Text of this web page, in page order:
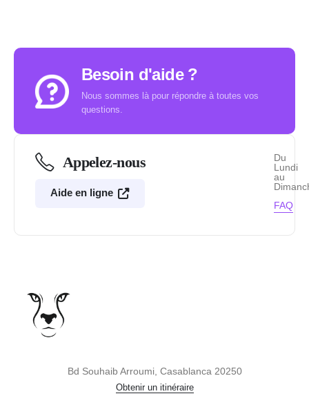
Besoin d'aide ?
Nous sommes là pour répondre à toutes vos
questions.
Appelez-nous
Aide en ligne
Du
Lundi
au
FAQ
Bd Souhaib Arroumi, Casablanca 20250
Obtenir un itinéraire